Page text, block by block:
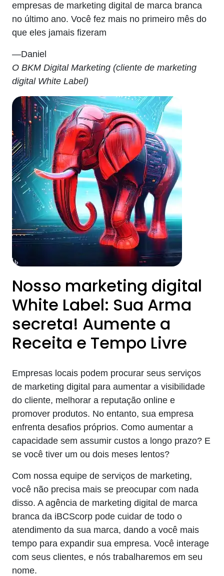
empresas de marketing digital de marca branca
no último ano. Você fez mais no primeiro mês do
que eles jamais fizeram
—Daniel
O BKM Digital Marketing (cliente de marketing
digital White Label)
Nosso marketing digital
White Label: Sua Arma
secreta! Aumente a
Receita e Tempo Livre
Empresas locais podem procurar seus serviços
de marketing digital para aumentar a visibilidade
do cliente, melhorar a reputação online e
promover produtos. No entanto, sua empresa
enfrenta desafios próprios. Como aumentar a
capacidade sem assumir custos a longo prazo? E
se você tiver um ou dois meses lentos?
Com nossa equipe de serviços de marketing,
você não precisa mais se preocupar com nada
disso. A agência de marketing digital de marca
branca da iBCScorp pode cuidar de todo o
atendimento da sua marca, dando a você mais
tempo para expandir sua empresa. Você interage
com seus clientes, e nós trabalharemos em seu
nome.